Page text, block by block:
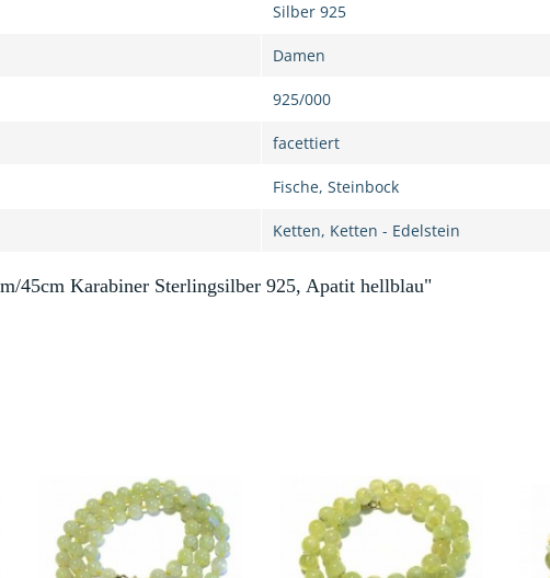
Silber 925
Damen
925/000
facettiert
Fische, Steinbock
Ketten, Ketten - Edelstein
45cm Karabiner Sterlingsilber 925, Apatit hellblau"